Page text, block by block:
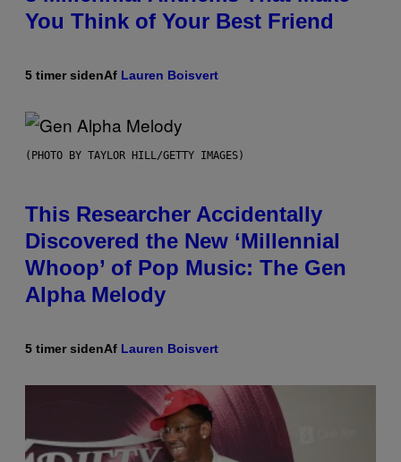
You Think of Your Best Friend
5 timer sidenAf Lauren Boisvert
(PHOTO BY TAYLOR HILL/GETTY IMAGES)
This Researcher Accidentally
Discovered the New ‘Millennial
Whoop’ of Pop Music: The Gen
Alpha Melody
5 timer sidenAf Lauren Boisvert